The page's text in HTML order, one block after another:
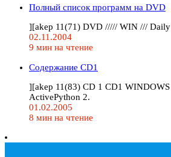
Полный список программ на DVD
][akep 11(71) DVD ///// WIN /// Daily
02.11.2004
9 мин на чтение
Содержание CD1
][akep 11(83) CD 1 CD1
ActivePython 2.
01.02.2005
8 мин на чтение